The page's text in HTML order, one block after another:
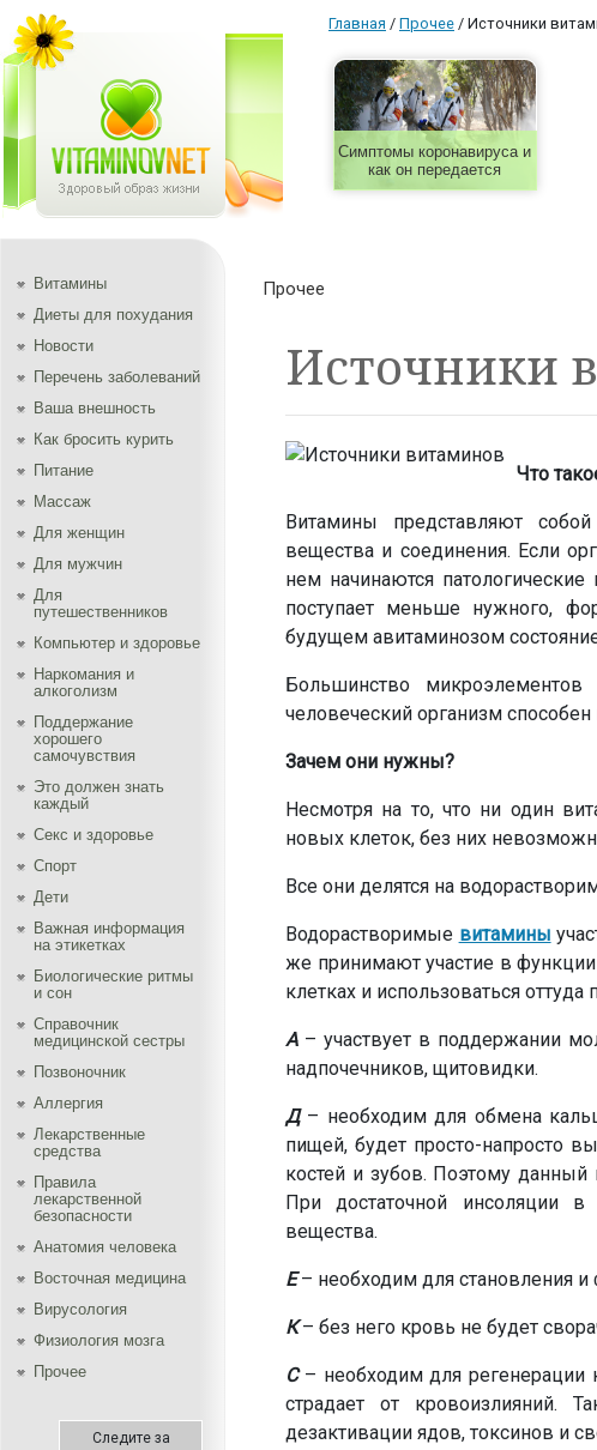
Главная / Прочее / Источники
Симптомы коронавируса и
как он передается
Витамины
Диеты для похудания
Новости
Перечень заболеваний
Ваша внешность
Как бросить курить
Питание
Массаж
Для женщин
Для мужчин
Для
путешественников
Компьютер и здоровье
Наркомания и
алкоголизм
Поддержание
хорошего
самочувствия
Это должен знать
каждый
Секс и здоровье
Спорт
Дети
Важная информация
на этикетках
Биологические ритмы
и сон
Справочник
медицинской сестры
Позвоночник
Аллергия
Лекарственные
средства
Правила
лекарственной
безопасности
Aнатомия человека
Восточная медицина
Вирусология
Физиология мозга
Прочее
Следите за
Прочее
Источники
Что
Витамины представляют
вещества и соединения. Если
нем начинаются
поступает меньше нужного,
будущем авитаминозом
Большинство
человеческий организм способен
Зачем они нужны?
Несмотря на то, что ни один
новых клеток, без них
Все они делятся на
Водорастворимые витамины
же принимают участие в
клетках и использоваться оттуда
А– участвует в поддержании
надпочечников, щитовидки.
Д– необходим для обмена
пищей, будет просто-напросто
костей и зубов. Поэтому
При достаточной инсоляции в
вещества.
Е– необходим для становления и
К– без него кровь не будет
С– необходим для регенерации
страдает от
дезактивации ядов, токсинов и